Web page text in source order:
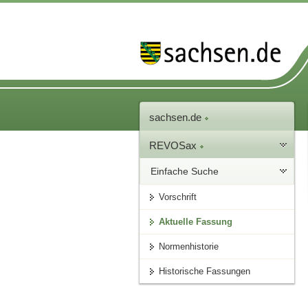
sachsen.de
REVOSax
Einfache Suche
Vorschrift
Aktuelle Fassung
Normenhistorie
Historische Fassungen